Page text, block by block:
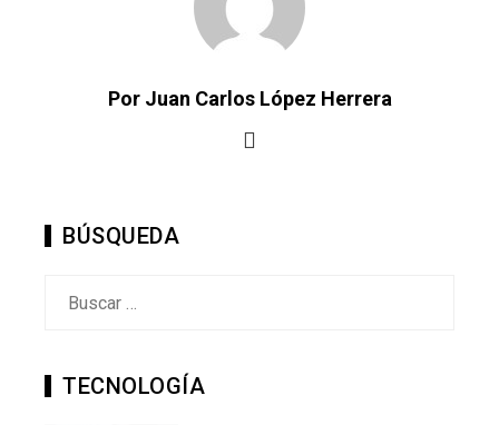
Por Juan Carlos López Herrera
BÚSQUEDA
TECNOLOGÍA